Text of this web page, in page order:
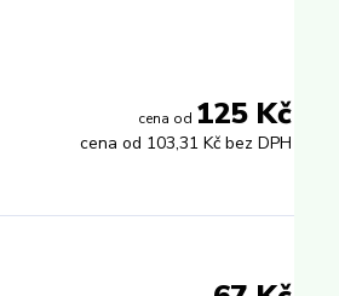
cena od 125 Kč
cena od 103,31 Kč bez DPH